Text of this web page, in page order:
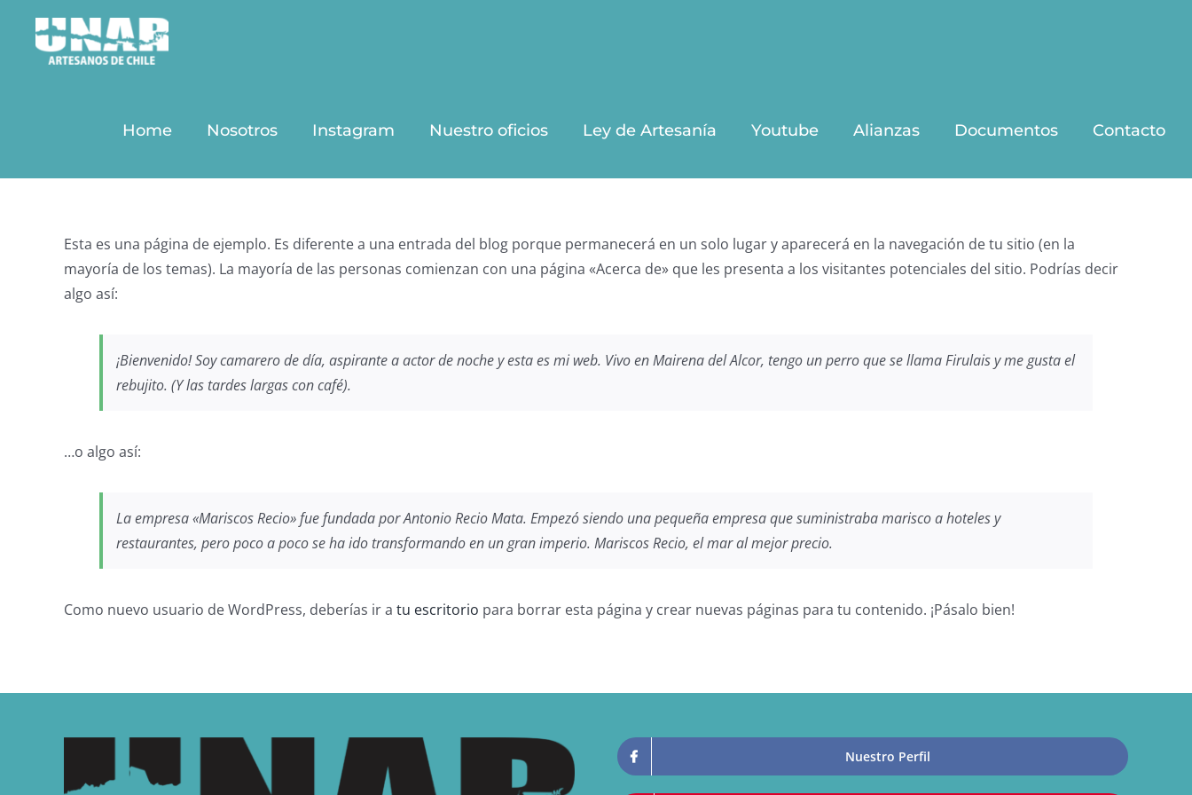
contenido
Home Nosotros Instagram Nuestro oficios Ley de Artesanía Youtube Alianzas Documentos Contacto
Esta es una página de ejemplo. Es diferente a una entrada del blog porque permanecerá en un solo lugar y aparecerá en la navegación de tu sitio (en la
mayoría de los temas). La mayoría de las personas comienzan con una página «Acerca de» que les presenta a los visitantes potenciales del sitio. Podrías decir
algo así:
¡Bienvenido! Soy camarero de día, aspirante a actor de noche y esta es mi web. Vivo en Mairena del Alcor, tengo un perro que se llama Firulais y me gusta el
rebujito. (Y las tardes largas con café).
…o algo así:
La empresa «Mariscos Recio» fue fundada por Antonio Recio Mata. Empezó siendo una pequeña empresa que suministraba marisco a hoteles y
restaurantes, pero poco a poco se ha ido transformando en un gran imperio. Mariscos Recio, el mar al mejor precio.
Como nuevo usuario de WordPress, deberías ir a tu escritorio para borrar esta página y crear nuevas páginas para tu contenido. ¡Pásalo bien!
Nuestro Perfil